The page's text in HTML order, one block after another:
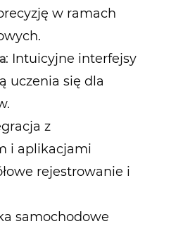
w ramach
: Intuicyjne interfejsy
uczenia się dla
z
i aplikacjami
rejestrowanie i
samochodowe